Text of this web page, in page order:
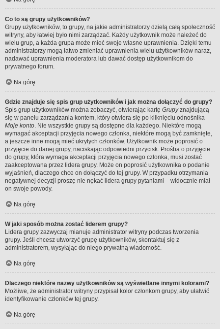
Co to są grupy użytkowników?
Grupy użytkowników, to grupy, na jakie administratorzy dzielą całą społeczność
witryny, aby łatwiej było nimi zarządzać. Każdy użytkownik może należeć do
wielu grup, a każda grupa może mieć swoje własne uprawnienia. Dzięki temu
administratorzy mogą łatwo zmieniać uprawnienia wielu użytkowników naraz,
nadawać uprawnienia moderatora lub dawać dostęp użytkownikom do
prywatnego forum.
Na górę
Gdzie znajduje się spis grup użytkowników i jak można dołączyć do grupy?
Spis grup użytkowników można zobaczyć, otwierając kartę Grupyznajdującą
się w panelu zarządzania kontem, który otwiera się po kliknięciu odnośnika
Moje konto. Nie wszystkie grupy są dostępne dla każdego. Niektóre mogą
wymagać akceptacji przyjęcia nowego członka, niektóre mogą być zamknięte,
a jeszcze inne mogą mieć ukrytych członków. Użytkownik może poprosić o
przyjęcie do danej grupy, naciskając odpowiedni przycisk. Prośba o przyjęcie
do grupy, która wymaga akceptacji przyjęcia nowego członka, musi zostać
zaakceptowana przez lidera grupy. Może on poprosić użytkownika o podanie
wyjaśnień, dlaczego chce on dołączyć do tej grupy. W przypadku otrzymania
negatywnej decyzji proszę nie nękać lidera grupy pytaniami – widocznie miał
on swoje powody.
Na górę
W jaki sposób można zostać liderem grupy?
Lidera grupy zazwyczaj mianuje administrator witryny podczas tworzenia
grupy. Jeśli chcesz utworzyć grupę użytkowników, skontaktuj się z
administratorem, wysyłając do niego prywatną wiadomość.
Na górę
Dlaczego niektóre nazwy użytkowników są wyświetlane innymi kolorami?
Możliwe, że administrator witryny przypisał kolor członkom grupy, aby ułatwić
identyfikowanie członków tej grupy.
Na górę